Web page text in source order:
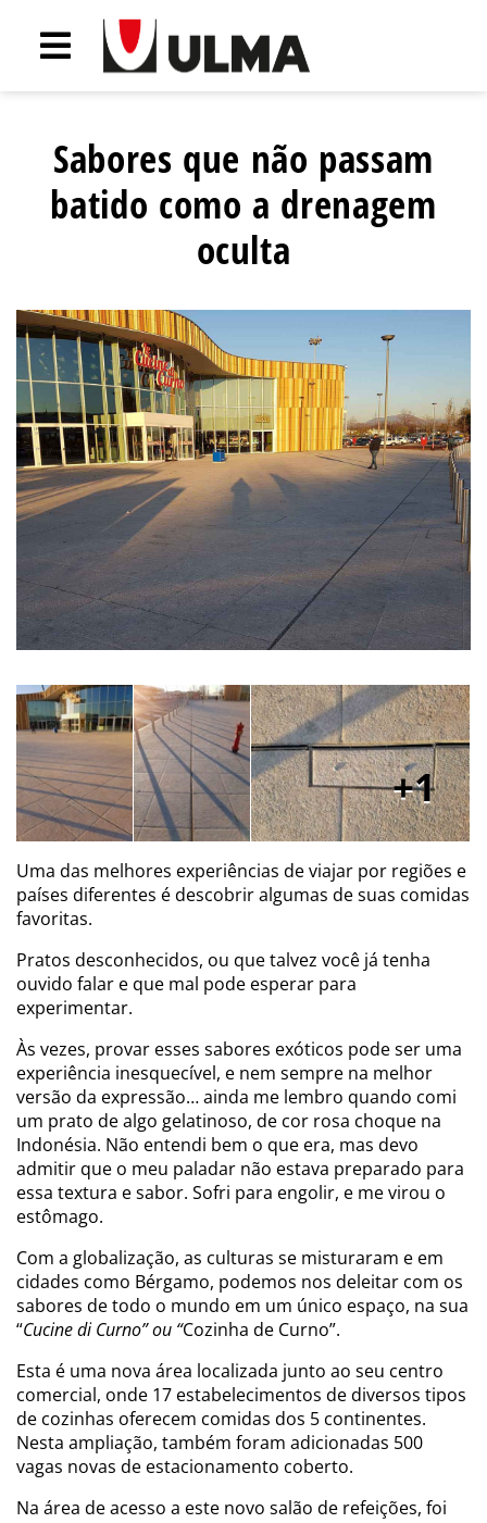
Sabores que não passam
batido como a drenagem
oculta
1
Uma das melhores experiências de viajar por regiões e
países diferentes é descobrir algumas de suas comidas
favoritas.
Pratos desconhecidos, ou que talvez você já tenha
ouvido falar e que mal pode esperar para
experimentar.
Às vezes, provar esses sabores exóticos pode ser uma
experiência inesquecível, e nem sempre na melhor
versão da expressão… ainda me lembro quando comi
um prato de algo gelatinoso, de cor rosa choque na
Indonésia. Não entendi bem o que era, mas devo
admitir que o meu paladar não estava preparado para
essa textura e sabor. Sofri para engolir, e me virou o
estômago.
Com a globalização, as culturas se misturaram e em
cidades como Bérgamo, podemos nos deleitar com os
sabores de todo o mundo em um único espaço, na sua
“Cucine di Curno” ou “Cozinha de Curno”.
Esta é uma nova área localizada junto ao seu centro
comercial, onde 17 estabelecimentos de diversos tipos
de cozinhas oferecem comidas dos 5 continentes.
Nesta ampliação, também foram adicionadas 500
vagas novas de estacionamento coberto.
Na área de acesso a este novo salão de refeições, foi